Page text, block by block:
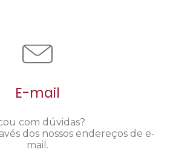
E-mail
com dúvidas?
dos nossos endereços de e-
mail.